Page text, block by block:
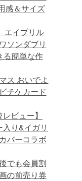
感＆サイズ
エイプリル
ソンダブリ
る簡単な作
ス おいでよ
チケカード
ビュー】
り&イガリ
バーコラボ
でも会員割
の前売り券